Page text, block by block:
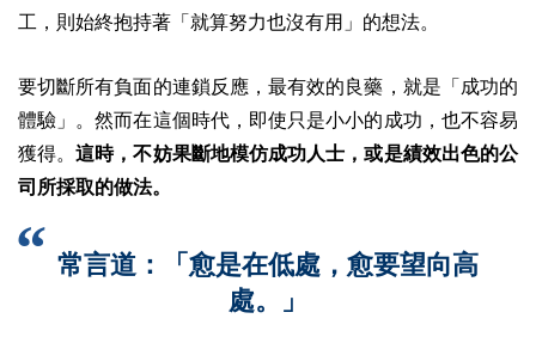
工，則始終抱持著「就算努力也沒有用」的想法。
要切斷所有負面的連鎖反應，最有效的良藥，就是「成功的
體驗」。然而在這個時代，即使只是小小的成功，也不容易
獲得。這時，不妨果斷地模仿成功人士，或是績效出色的公
司所採取的做法。
常言道：「愈是在低處，愈要望向高
處。」